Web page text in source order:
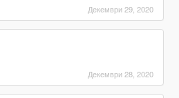
Декември 29, 2020
Декември 28, 2020